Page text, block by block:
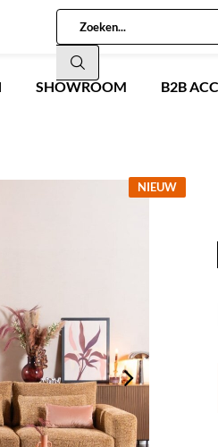
SHOWROOM B2B
NIEUW